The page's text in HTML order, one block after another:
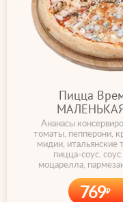
Пицца
Ананасы
томаты, пепперони,
мидии, итальянские
пицца-соус,
моцарелла,
769